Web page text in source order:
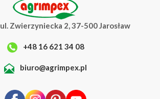
ul. Zwierzyniecka 2, 37-500 Jarosław
+48 16 621 34 08
biuro@agrimpex.pl